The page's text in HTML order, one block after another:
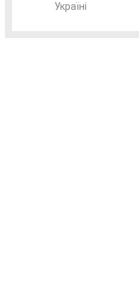
Україні